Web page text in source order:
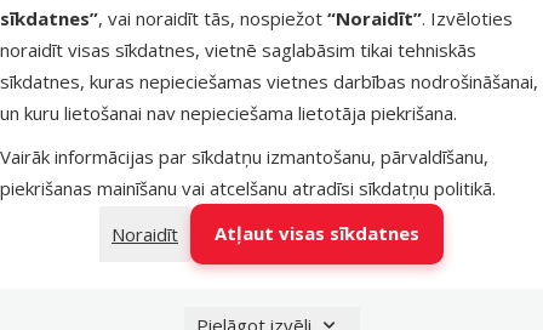
sīkdatnes”, vai noraidīt tās, nospiežot “Noraidīt”. Izvēloties
noraidīt visas sīkdatnes, vietnē saglabāsim tikai tehniskās
sīkdatnes, kuras nepieciešamas vietnes darbības nodrošināšanai,
un kuru lietošanai nav nepieciešama lietotāja piekrišana.
Vairāk informācijas par sīkdatņu izmantošanu, pārvaldīšanu,
piekrišanas mainīšanu vai atcelšanu atradīsi sīkdatņu politikā.
Noraidīt
Atļaut visas sīkdatnes
Pielāgot izvēli